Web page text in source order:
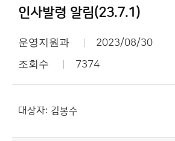
인사발령 알림(23.7.1)
운영지원과 2023/08/30
조회수 7374
대상자: 김봉수